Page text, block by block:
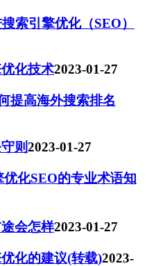
索引擎优化（SEO）
化技术2023-01-27
提高海外搜索排名
则2023-01-27
化SEO的专业术语知
会怎样2023-01-27
化的建议(转载)2023-